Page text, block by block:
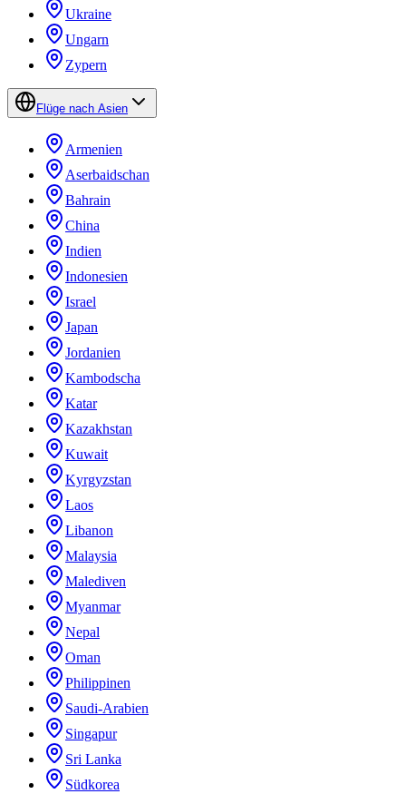
Ukraine
Ungarn
Zypern
Flüge nach Asien
Armenien
Aserbaidschan
Bahrain
China
Indien
Indonesien
Israel
Japan
Jordanien
Kambodscha
Katar
Kazakhstan
Kuwait
Kyrgyzstan
Laos
Libanon
Malaysia
Malediven
Myanmar
Nepal
Oman
Philippinen
Saudi-Arabien
Singapur
Sri Lanka
Südkorea